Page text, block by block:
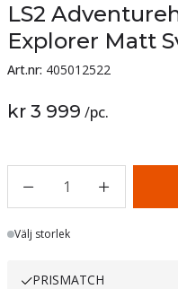
LS2
Explorer Matt
Art.nr: 405012522
kr 3 999 /pc.
1
Lager
Välj storlek
PRISMATCH